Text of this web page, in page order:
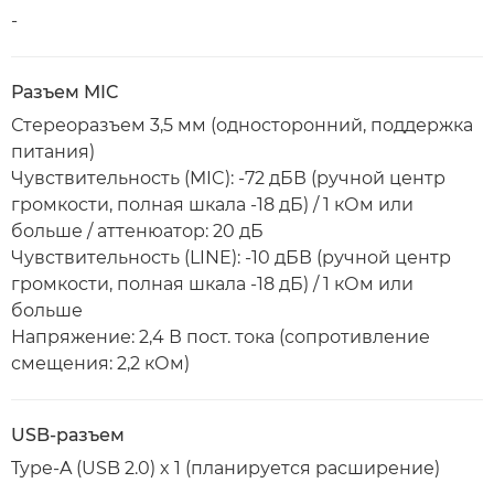
-
Разъем MIC
Стереоразъем 3,5 мм (односторонний, поддержка
питания)
Чувствительность (MIC): -72 дБВ (ручной центр
громкости, полная шкала -18 дБ) / 1 кОм или
больше / аттенюатор: 20 дБ
Чувствительность (LINE): -10 дБВ (ручной центр
громкости, полная шкала -18 дБ) / 1 кОм или
больше
Напряжение: 2,4 В пост. тока (сопротивление
смещения: 2,2 кОм)
USB-разъем
Type-A (USB 2.0) x 1 (планируется расширение)